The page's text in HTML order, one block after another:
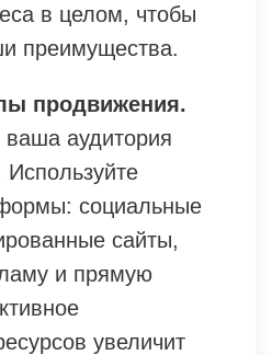
в целом, чтобы
преимущества.
продвижения.
аудитория
социальные
сайты,
и прямую
увеличит